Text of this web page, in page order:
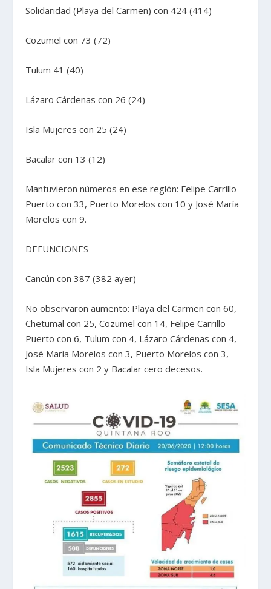
Solidaridad (Playa del Carmen) con 424 (414)
Cozumel con 73 (72)
Tulum 41 (40)
Lázaro Cárdenas con 26 (24)
Isla Mujeres con 25 (24)
Bacalar con 13 (12)
Mantuvieron números en ese reglón: Felipe Carrillo
Puerto con 33, Puerto Morelos con 10 y José María
Morelos con 9.
DEFUNCIONES
Cancún con 387 (382 ayer)
No observaron aumento: Playa del Carmen con 60,
Chetumal con 25, Cozumel con 14, Felipe Carrillo
Puerto con 6, Tulum con 4, Lázaro Cárdenas con 4,
José María Morelos con 3, Puerto Morelos con 3,
Isla Mujeres con 2 y Bacalar cero decesos.